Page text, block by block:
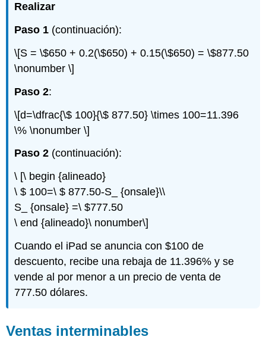
Realizar
Paso 1 (continuación):
\[S = \$650 + 0.2(\$650) + 0.15(\$650) = \$877.50
\nonumber \]
Paso 2:
\[d=\dfrac{\$ 100}{\$ 877.50} \times 100=11.396
\% \nonumber \]
Paso 2 (continuación):
\ [\ begin {alineado}
\ $ 100=\ $ 877.50-S_ {onsale}\\
S_ {onsale} =\ $777.50
\ end {alineado}\ nonumber\]
Cuando el iPad se anuncia con $100 de
descuento, recibe una rebaja de 11.396% y se
vende al por menor a un precio de venta de
777.50 dólares.
Ventas interminables